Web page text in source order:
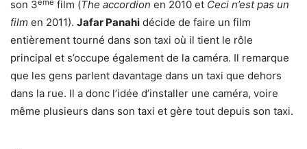
son 3
film (The accordion en 2010 et Ceci n’est pas un
film en 2011). Jafar Panahi décide de faire un film
entièrement tourné dans son taxi où il tient le rôle
principal et s’occupe également de la caméra. Il remarque
que les gens parlent davantage dans un taxi que dehors
dans la rue. Il a donc l’idée d’installer une caméra, voire
même plusieurs dans son taxi et gère tout depuis son taxi.